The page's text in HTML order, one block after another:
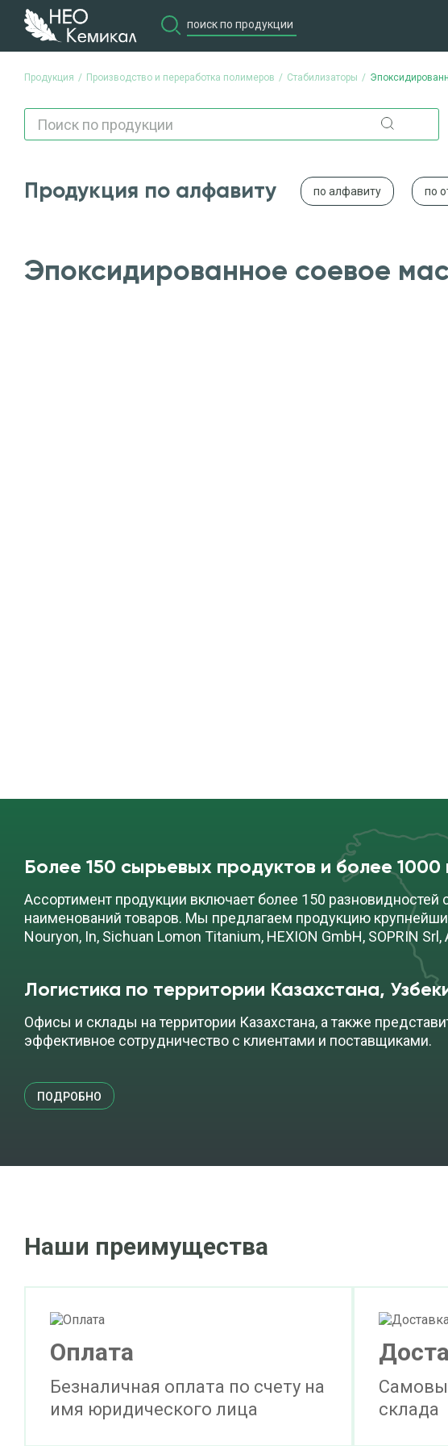
Продукция Производство и переработка полимеров Стабилизаторы
Продукция по алфавиту по алфавиту по
Эпоксидированное соевое
Более 150 сырьевых продуктов и более 1000
Ассортимент продукции включает более 150
наименований товаров. Мы предлагаем продукцию
Nouryon, In, Sichuan Lomon Titanium, HEXION GmbH, SOPRIN
Логистика по территории Казахстана,
Офисы и склады на территории Казахстана, а также
эффективное сотрудничество с клиентами и поставщиками.
ПОДРОБНО
Наши преимущества
Оплата
Безналичная оплата по счету на
имя юридического лица
склада